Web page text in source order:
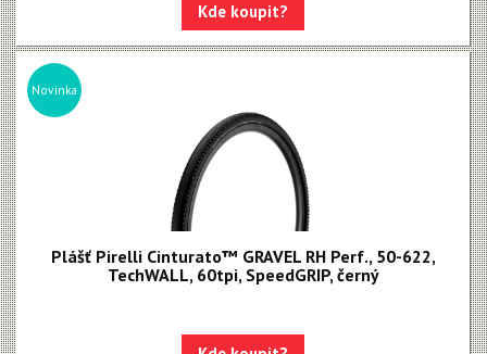
Kde koupit?
Novinka
Plášť Pirelli Cinturato™ GRAVEL RH Perf., 50-622,
TechWALL, 60tpi, SpeedGRIP, černý